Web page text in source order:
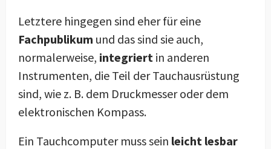
Letztere hingegen sind eher für eine
Fachpublikum und das sind sie auch,
normalerweise, integriert in anderen
Instrumenten, die Teil der Tauchausrüstung
sind, wie z. B. dem Druckmesser oder dem
elektronischen Kompass.
Ein Tauchcomputer muss sein leicht lesbar